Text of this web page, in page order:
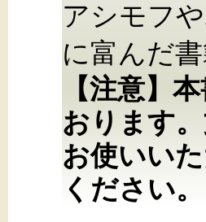
アシモフ
に富んだ
【注意】
おります
お使いい
ください。